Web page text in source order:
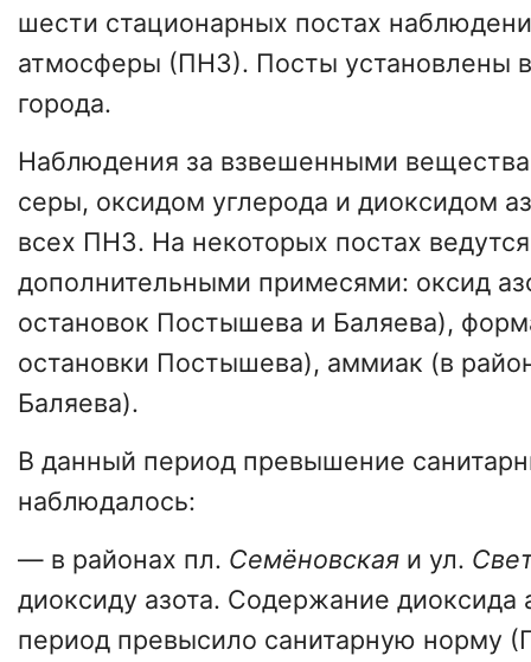
шести стационарных постах
атмосферы (ПНЗ). Посты установлены
города.
Наблюдения за взвешенными
серы, оксидом углерода и диоксидом
всех ПНЗ. На некоторых постах
дополнительными примесями: оксид
остановок Постышева и Баляева),
остановки Постышева), аммиак (в
Баляева).
В данный период превышение
наблюдалось:
— в районах пл. Семёновская и ул.
диоксиду азота. Содержание диоксида
период превысило санитарную норму